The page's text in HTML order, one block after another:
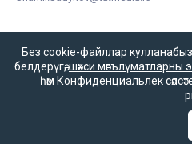
Без cookie-файллар кулланабыз.
белдерүгә,шәхси мәгълүматларны
һәм Конфиденциальлек